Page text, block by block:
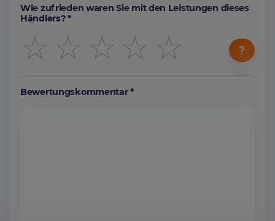
Wie zufrieden waren Sie mit den Leistungen dieses
Händlers? *
☆
☆
☆
☆
☆
Bewertungskommentar *